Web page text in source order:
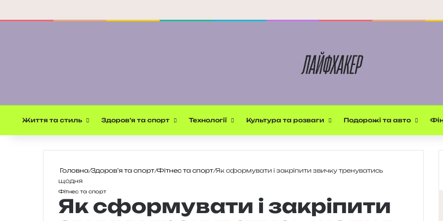
Життя та стиль Здоров’я та спорт Технології Культура та розваги Подорожі та авто
Головна/Здоров’я та спорт/Фітнес та спорт/Як сформувати і закріпити звичку тренуватись
щодня
Фітнес та спорт
Як сформувати і закріпити